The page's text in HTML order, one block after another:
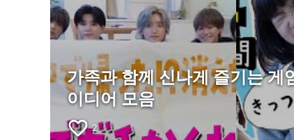
가족과 함께 신나게 즐기는 게
이디어 모음
favorite_border 2